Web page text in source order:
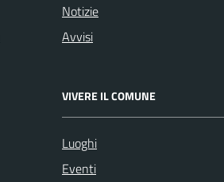
Notizie
Avvisi
VIVERE IL COMUNE
Luoghi
Eventi